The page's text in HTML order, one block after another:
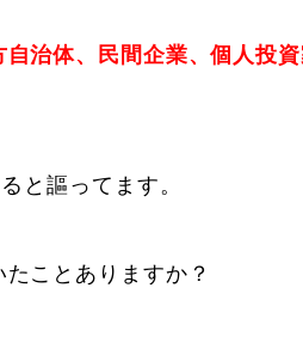
治体、民間企業、個人投
と謳ってます。
ことありますか？